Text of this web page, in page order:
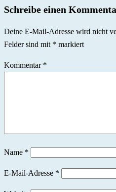
Schreibe einen
Deine E-Mail-Adresse wird nicht
Felder sind mit * markiert
Kommentar *
Name *
E-Mail-Adresse *